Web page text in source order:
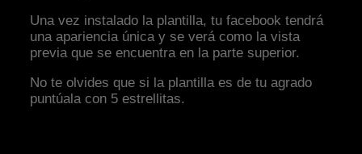
Una vez instalado la plantilla, tu facebook tendrá
una apariencia única y se verá como la vista
previa que se encuentra en la parte superior.
No te olvides que si la plantilla es de tu agrado
puntúala con 5 estrellitas.